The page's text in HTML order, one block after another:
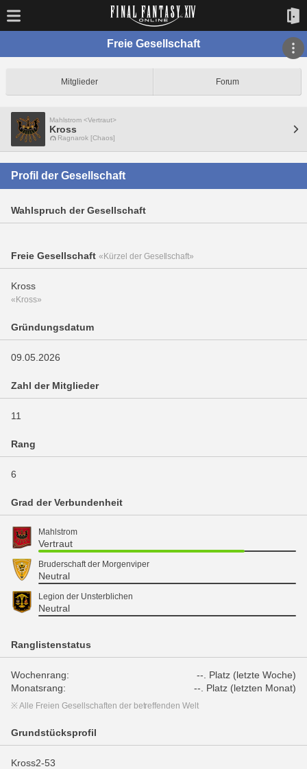
Freie Gesellschaft
Mitglieder Forum
Mahlstrom <Vertraut>
Kross
Ragnarok [Chaos]
Profil der Gesellschaft
Wahlspruch der Gesellschaft
Freie Gesellschaft «Kürzel der Gesellschaft»
Kross
«Kross»
Gründungsdatum
09.05.2026
Zahl der Mitglieder
11
Rang
6
Grad der Verbundenheit
Mahlstrom
Vertraut
Bruderschaft der Morgenviper
Neutral
Legion der Unsterblichen
Neutral
Ranglistenstatus
Wochenrang:
--. Platz (letzte Woche)
Monatsrang:
--. Platz (letzten Monat)
※ Alle Freien Gesellschaften der betreffenden Welt
Grundstücksprofil
Kross2-53